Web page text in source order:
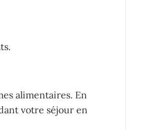
alimentaires. En
votre séjour en